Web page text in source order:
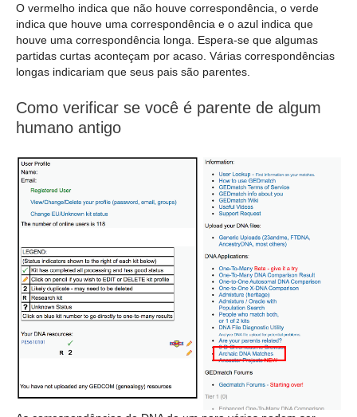
O vermelho indica que não houve correspondência, o verde
indica que houve uma correspondência e o azul indica que
houve uma correspondência longa. Espera-se que algumas
partidas curtas aconteçam por acaso. Várias correspondências
longas indicariam que seus pais são parentes.
Como verificar se você é parente de algum
humano antigo